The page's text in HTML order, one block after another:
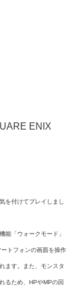
ENIX
を付けてプレイしまし
能「ウォークモード」
トフォンの画面を操作
ます。また、モンスタ
るため、HPやMPの回